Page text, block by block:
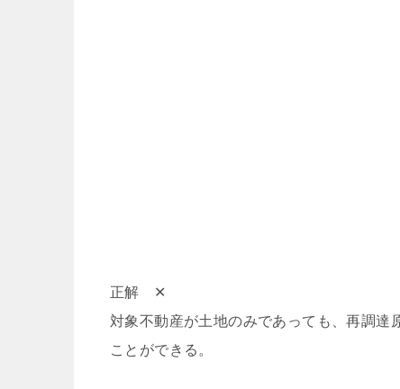
正解 ✕
対象不動産が土地のみであっても、再調達
ことができる。